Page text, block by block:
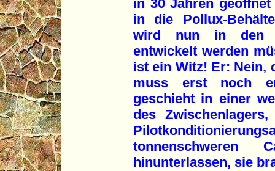
in 30 Jahren
in die Pollux-
wird nun in den
entwickelt werden
ist ein Witz! Er: Nein,
muss erst noch
geschieht in einer
des
hinunterlassen, sie